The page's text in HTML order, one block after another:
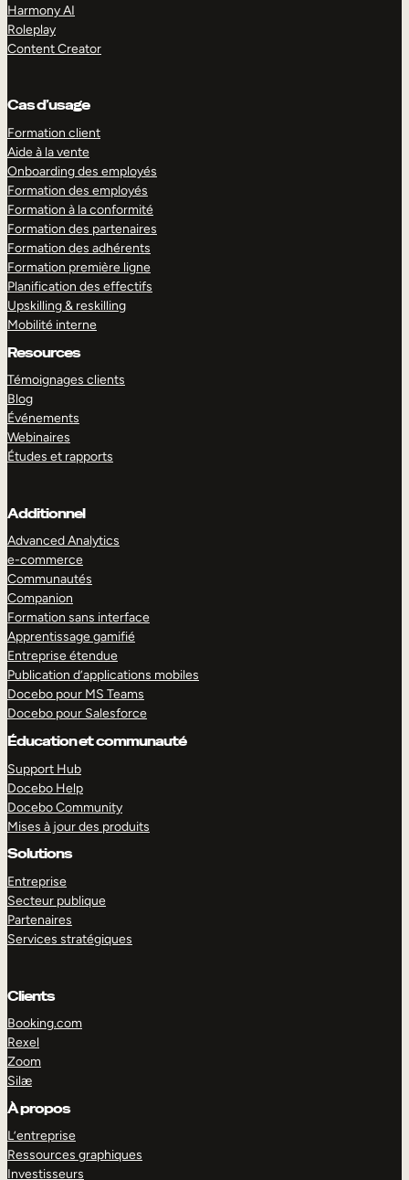
Harmony AI
Roleplay
Content Creator
Cas d’usage
Formation client
Aide à la vente
Onboarding des employés
Formation des employés
Formation à la conformité
Formation des partenaires
Formation des adhérents
Formation première ligne
Planification des effectifs
Upskilling & reskilling
Mobilité interne
Resources
Témoignages clients
Blog
Événements
Webinaires
Études et rapports
Additionnel
Advanced Analytics
e-commerce
Communautés
Companion
Formation sans interface
Apprentissage gamifié
Entreprise étendue
Publication d’applications mobiles
Docebo pour MS Teams
Docebo pour Salesforce
Éducation et communauté
Support Hub
Docebo Help
Docebo Community
Mises à jour des produits
Solutions
Entreprise
Secteur publique
Partenaires
Services stratégiques
Clients
Booking.com
Rexel
Zoom
Silæ
À propos
L’entreprise
Ressources graphiques
Investisseurs